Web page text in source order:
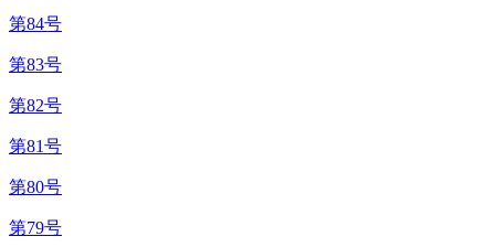
第84号
第83号
第82号
第81号
第80号
第79号